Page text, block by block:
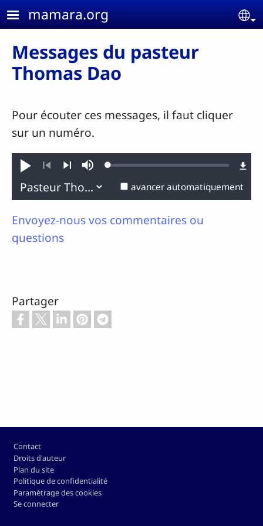
Aller au contenu principal
mamara.org
Messages du pasteur
Thomas Dao
Pour écouter ces messages, il faut cliquer
sur un numéro.
Jouer
PrécédentSuivant
SourdineLoaded:
avancer automatiquement
Envoyez-nous vos commentaires ou
questions
Partager
Pied de page
Contact
Droits d'auteur
Plan du site
Politique de confidentialité
Paramétrage des cookies
Se connecter